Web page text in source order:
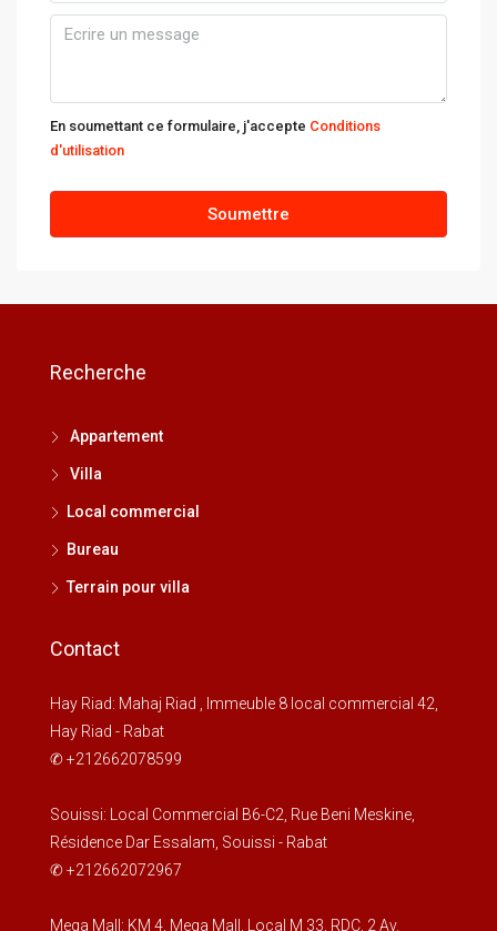
En soumettant ce formulaire, j'accepte Conditions
d'utilisation
Soumettre
Recherche
Appartement
Villa
Local commercial
Bureau
Terrain pour villa
Contact
Hay Riad: Mahaj Riad , Immeuble 8 local commercial 42,
Hay Riad - Rabat
✆ +212662078599
Souissi: Local Commercial B6-C2, Rue Beni Meskine,
Résidence Dar Essalam, Souissi - Rabat
✆ +212662072967
Mega Mall: KM 4, Mega Mall, Local M 33, RDC, 2 Av.